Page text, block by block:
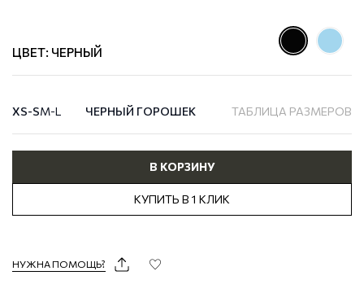
ЦВЕТ: ЧЕРНЫЙ
В КОРЗИНУ
КУПИТЬ В 1 КЛИК
XS-SM-L ЧЕРНЫЙ ГОРОШЕК ТАБЛИЦА РАЗМЕРОВ
НУЖНА ПОМОЩЬ?